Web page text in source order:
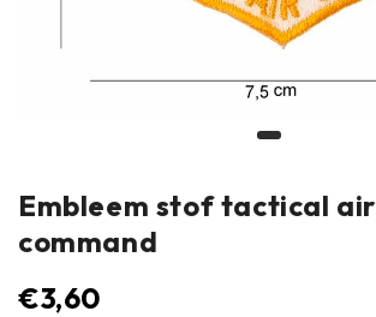
Embleem stof tactical air
command
€3,60